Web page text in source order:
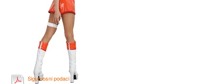
Sigurnosni podaci